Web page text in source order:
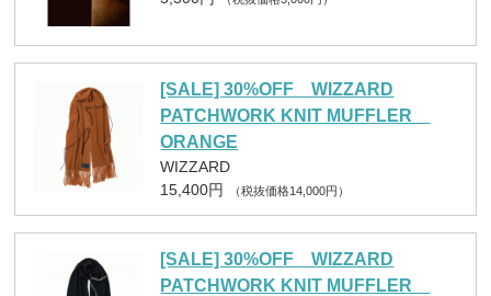
[SALE] 30%OFF WIZZARD
PATCHWORK KNIT MUFFLER
ORANGE
WIZZARD
15,400円
（税抜価格14,000円）
[SALE] 30%OFF WIZZARD
PATCHWORK KNIT MUFFLER